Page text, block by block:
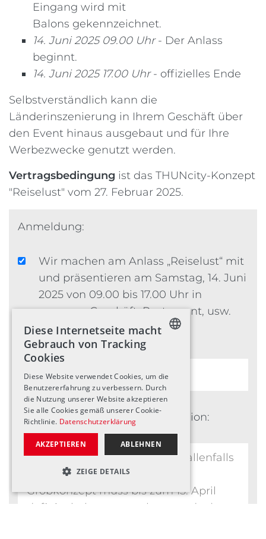
Eingang wird mit
Balons gekennzeichnet.
14. Juni 2025 09.00 Uhr- Der Anlass
beginnt.
14. Juni 2025 17.00 Uhr- offizielles Ende
Selbstverständlich kann die
Länderinszenierung in Ihrem Geschäft über
den Event hinaus ausgebaut und für Ihre
Werbezwecke genutzt werden.
Vertragsbedingung ist das THUNcity-Konzept
"Reiselust" vom 27. Februar 2025.
Anmeldung:
Wir machen am Anlass „Reiselust“ mit
und präsentieren am Samstag, 14. Juni
2025 von 09.00 bis 17.00 Uhr in
unserem Geschäft, Restaurant, usw.
ein Reiseerlebnis.
Wir wählen folgendes Land/Region:
ENGLISH
FRENCH
Diese Internetseite macht
Gebrauch von Tracking
Cookies
Diese Website verwendet Cookies, um die
Benutzererfahrung zu verbessern. Durch
die Nutzung unserer Website akzeptieren
Sie alle Cookies gemäß unserer Cookie-
Richtlinie. Datenschutzerklärung
AKZEPTIEREN ABLEHNEN
ZEIGE DETAILS
UNBEDINGT NOTWENDIGE